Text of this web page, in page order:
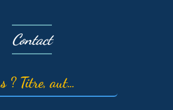
Contact